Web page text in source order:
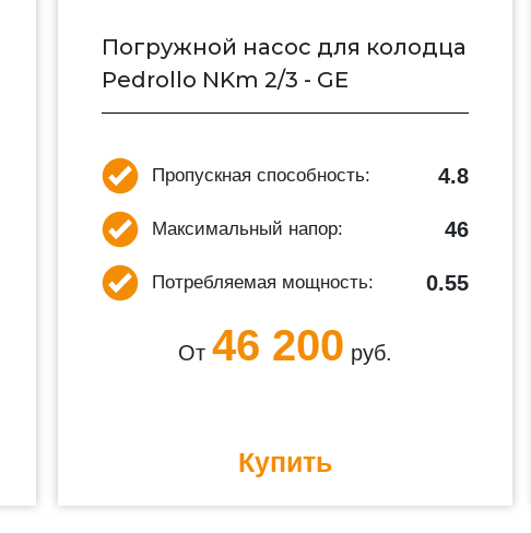
Погружной насос для колодца
Pedrollo NKm 2/3 - GE
Пропускная способность: 4.8
Максимальный напор: 46
Потребляемая мощность: 0.55
От 46 200 руб.
Купить